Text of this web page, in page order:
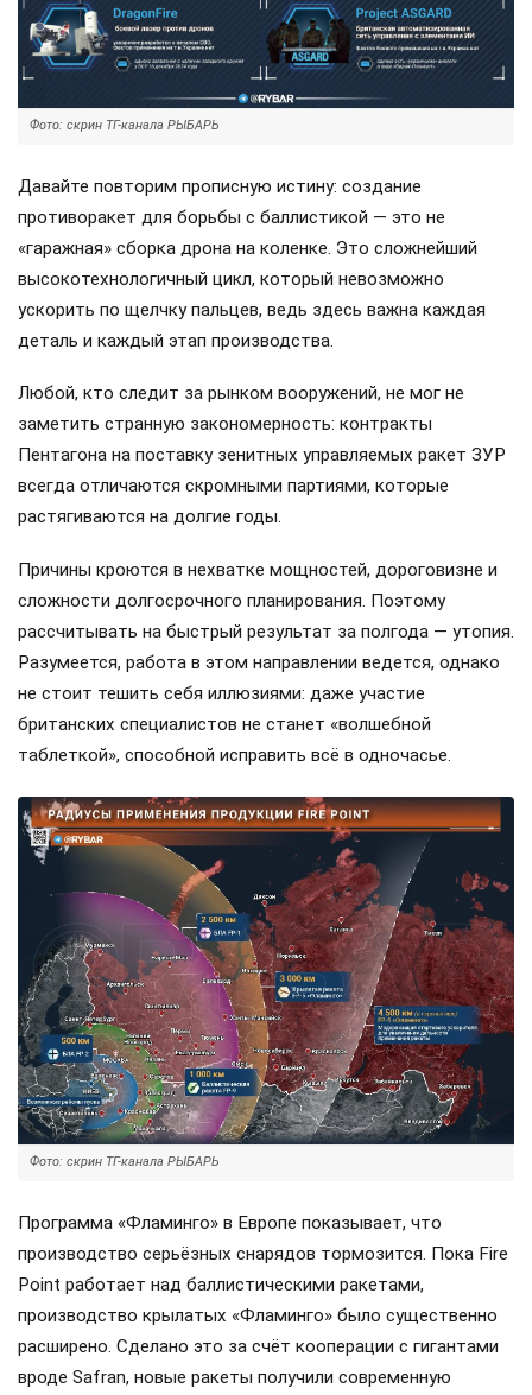
Фото: скрин ТГ-канала РЫБАРЬ
Давайте повторим прописную истину: создание
противоракет для борьбы с баллистикой — это не
«гаражная» сборка дрона на коленке. Это сложнейший
высокотехнологичный цикл, который невозможно
ускорить по щелчку пальцев, ведь здесь важна каждая
деталь и каждый этап производства.
Любой, кто следит за рынком вооружений, не мог не
заметить странную закономерность: контракты
Пентагона на поставку зенитных управляемых ракет ЗУР
всегда отличаются скромными партиями, которые
растягиваются на долгие годы.
Причины кроются в нехватке мощностей, дороговизне и
сложности долгосрочного планирования. Поэтому
рассчитывать на быстрый результат за полгода — утопия.
Разумеется, работа в этом направлении ведется, однако
не стоит тешить себя иллюзиями: даже участие
британских специалистов не станет «волшебной
таблеткой», способной исправить всё в одночасье.
Фото: скрин ТГ-канала РЫБАРЬ
Программа «Фламинго» в Европе показывает, что
производство серьёзных снарядов тормозится. Пока Fire
Point работает над баллистическими ракетами,
производство крылатых «Фламинго» было существенно
расширено. Сделано это за счёт кооперации с гигантами
вроде Safran, новые ракеты получили современную